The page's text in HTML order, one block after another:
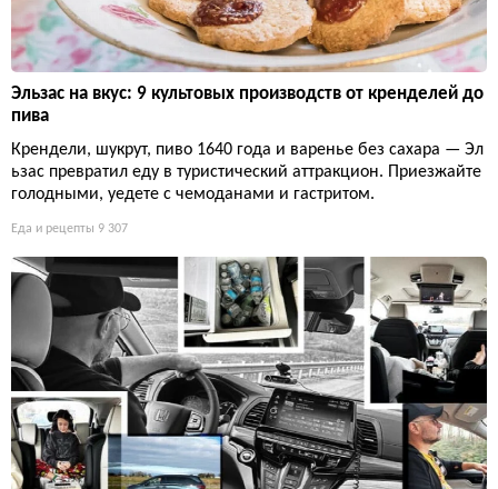
Эльзас на вкус: 9 культовых производств от кренделей до
пива
Крендели, шукрут, пиво 1640 года и варенье без сахара — Эл
ьзас превратил еду в туристический аттракцион. Приезжайте
голодными, уедете с чемоданами и гастритом.
Еда и рецепты 9 307